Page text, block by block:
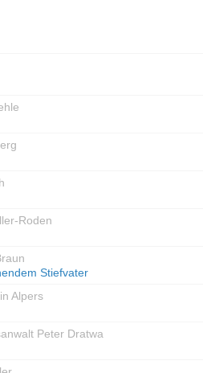
Roden
Stiefvater
Alpers
Peter Dratwa